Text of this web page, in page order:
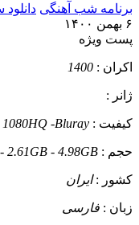
برنامه شب آهنگی دانلود
۶ بهمن ۱۴۰۰
پست ويژه
اکران : 1400
ژانر :
کيفيت : 1080HQ -Bluray
حجم : 2.61GB - 4.98GB
کشور :ایران
زبان : فارسی